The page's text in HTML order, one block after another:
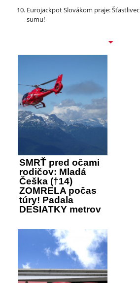
Eurojackpot Slovákom praje: Šťastlivec
sumu!
SMRŤ pred očami
rodičov: Mladá
Češka (†14)
ZOMRELA počas
túry! Padala
DESIATKY metrov